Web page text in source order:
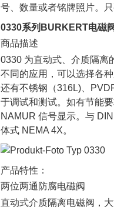
号、数量或者铭牌照片。
0330系列BURKERT电磁
商品描述
0330 为直动式、介质隔离
不同的应用，可以选择各
还有不锈钢（316L)、
于调试和测试。如有节能
NAMUR 信号显示。与
体式 NEMA 4X。
产品特性：
两位两通防腐电磁阀
直动式介质隔离电磁阀，